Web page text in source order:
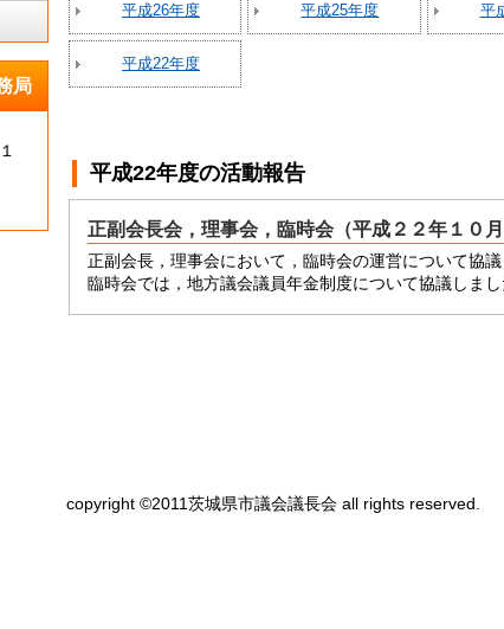
局
平成26年度 平成25年度 平
平成22年度
平成22年度の活動報告
正副会長会，理事会，臨時会（平成２２年１０
正副会長，理事会において，臨時会の運営について協議
臨時会では，地方議会議員年金制度について協議しまし
copyright ©2011茨城県市議会議長会 all rights reserved.